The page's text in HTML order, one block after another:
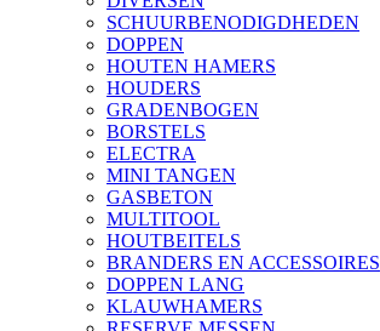
SCHUURBENODIGDHEDEN
DOPPEN
HOUTEN HAMERS
HOUDERS
GRADENBOGEN
BORSTELS
ELECTRA
MINI TANGEN
GASBETON
MULTITOOL
HOUTBEITELS
BRANDERS EN ACCESSOIRES
DOPPEN LANG
KLAUWHAMERS